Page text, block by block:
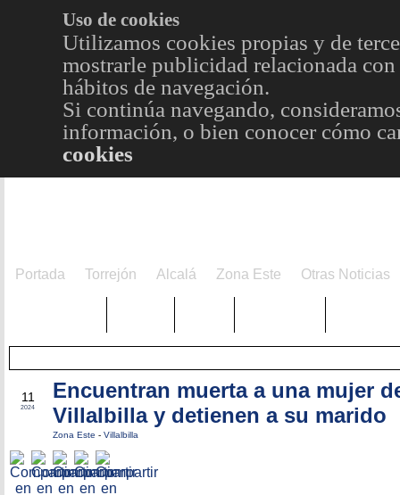
Uso de cookies
Utilizamos cookies propias y de
mostrarle publicidad relacionada
hábitos de navegación.
Si continúa navegando,
información, o bien conocer cómo
cookies
Portada Torrejón Alcalá Zona Este Otras Noticias
11
2024
Encuentran muerta a una mujer
Villalbilla y detienen a su marido
Zona Este - Villalbilla